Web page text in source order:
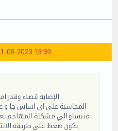
08-2023 13:39
الإصابة قضاء وقدر
المحاسبة على اي اساس جا
مننساو الي مشكلة المهاجم
يكون ضغط على طريقة